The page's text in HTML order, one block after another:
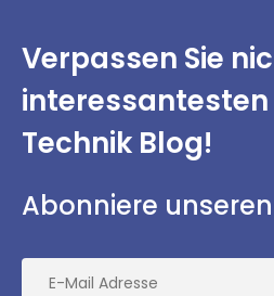
Verpassen Sie
interessantesten
Technik Blog!
Abonniere